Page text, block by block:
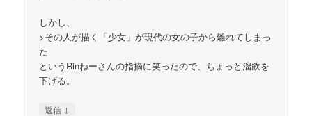
しかし、
>その人が描く「少女」が現代の女の子から離れてしまっ
た
というRinねーさんの指摘に笑ったので、ちょっと溜飲を
下げる。
返信 ↓